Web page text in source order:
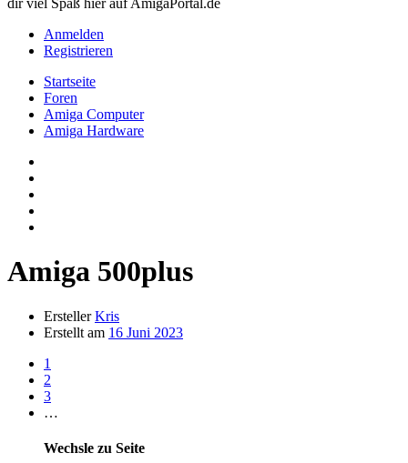
Anmelden
Registrieren
Startseite
Foren
Amiga Computer
Amiga Hardware
Amiga 500plus
Ersteller Kris
Erstellt am 16 Juni 2023
1
2
3
…
Wechsle zu Seite